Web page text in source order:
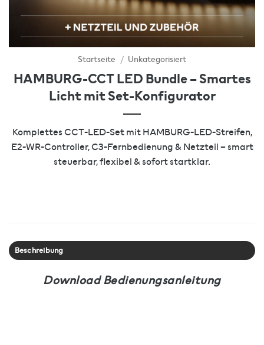
Startseite / Unkategorisiert
HAMBURG-CCT LED Bundle – Smartes
Licht mit Set-Konfigurator
Komplettes CCT-LED-Set mit HAMBURG-LED-Streifen,
E2-WR-Controller, C3-Fernbedienung & Netzteil – smart
steuerbar, flexibel & sofort startklar.
Beschreibung
Download Bedienungsanleitung